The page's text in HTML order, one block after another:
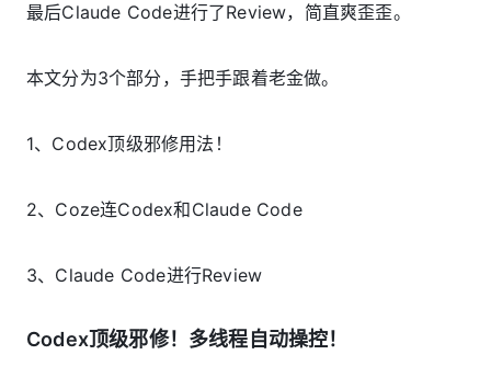
最后Claude Code进行了Review，简直爽歪歪。
本文分为3个部分，手把手跟着老金做。
1、Codex顶级邪修用法！
2、Coze连Codex和Claude Code
3、Claude Code进行Review
Codex顶级邪修！多线程自动操控！